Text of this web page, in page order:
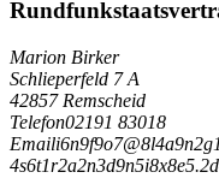
Marion Birker
Schlieperfeld 7 A
42857 Remscheid
Telefon02191 83018
Emaili6n9f9o7@8l4a9n2g1
4s6t1r2a2n3d9n5i8x8e5.2d